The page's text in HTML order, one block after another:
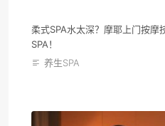
柔式SPA水太深？摩耶上门按摩
SPA！
养生SPA